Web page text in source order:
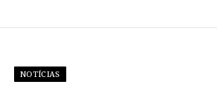
NOTÍCIAS